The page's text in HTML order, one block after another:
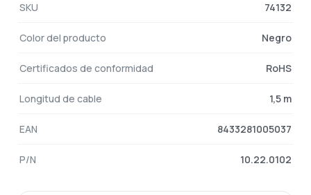
SKU 74132
Color del producto Negro
Certificados de conformidad RoHS
Longitud de cable 1,5 m
EAN 8433281005037
P/N 10.22.0102